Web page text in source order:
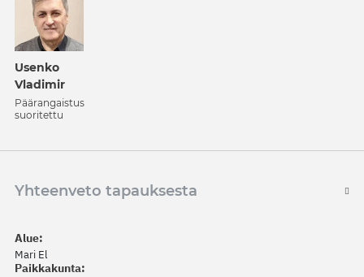
Usenko
Vladimir
Päärangaistus
suoritettu
Yhteenveto tapauksesta
Alue:
Mari El
Paikkakunta: